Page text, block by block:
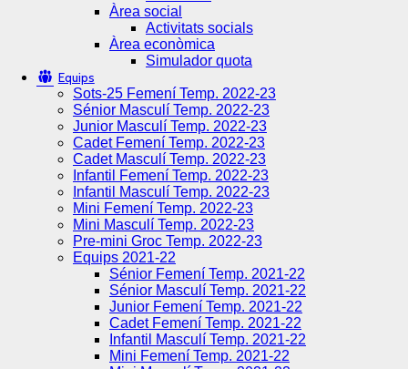
Àrea social
Activitats socials
Àrea econòmica
Simulador quota
Equips
Sots-25 Femení Temp. 2022-23
Sénior Masculí Temp. 2022-23
Junior Masculí Temp. 2022-23
Cadet Femení Temp. 2022-23
Cadet Masculí Temp. 2022-23
Infantil Femení Temp. 2022-23
Infantil Masculí Temp. 2022-23
Mini Femení Temp. 2022-23
Mini Masculí Temp. 2022-23
Pre-mini Groc Temp. 2022-23
Equips 2021-22
Sénior Femení Temp. 2021-22
Sénior Masculí Temp. 2021-22
Junior Femení Temp. 2021-22
Cadet Femení Temp. 2021-22
Infantil Masculí Temp. 2021-22
Mini Femení Temp. 2021-22